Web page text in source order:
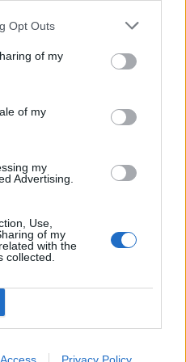
Opt Outs
of my
of my
my
Advertising.
Use,
of my
with the
collected.
emocionon me dedikimin
për mbesën Ema: Jeta ime
Situata e zjarreve në
vend, 6 nga 8 vatrat